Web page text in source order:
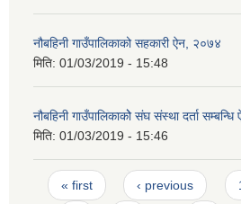
नौबहिनी गाउँपालिकाको सहकारी ऐन, २०७४
मिति: 01/03/2019 - 15:48
नौबहिनी गाउँपालिकाकोे संघ संस्था दर्ता
मिति: 01/03/2019 - 15:46
Pages
« first ‹ previous